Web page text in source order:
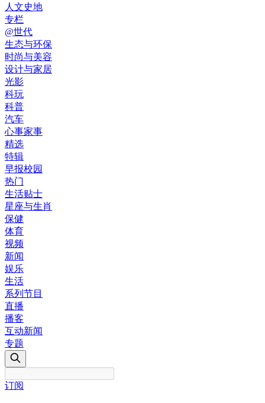
人文史地
专栏
@世代
生态与环保
时尚与美容
设计与家居
光影
科玩
科普
汽车
心事家事
精选
特辑
早报校园
热门
生活贴士
星座与生肖
保健
体育
视频
新闻
娱乐
生活
系列节目
直播
播客
互动新闻
专题
订阅